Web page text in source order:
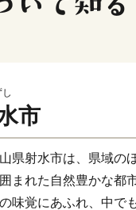
市
県射水市は、県域の
まれた自然豊かな都
味覚にあふれ、中で